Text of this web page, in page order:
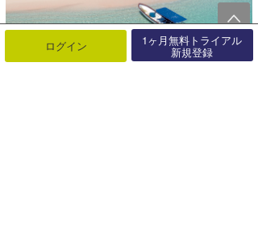
ログイン 1ヶ月無料トライアル
新規登録